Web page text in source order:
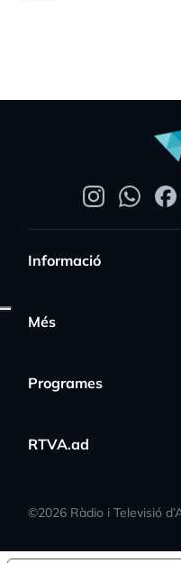
Informació
Més
Programes
RTVA.ad
©2026 Ràdio i Televisió